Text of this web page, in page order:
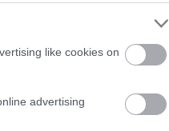
like cookies on
advertising